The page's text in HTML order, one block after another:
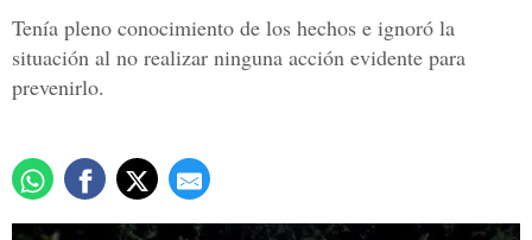
Tenía pleno conocimiento de los hechos e ignoró la
situación al no realizar ninguna acción evidente para
prevenirlo.